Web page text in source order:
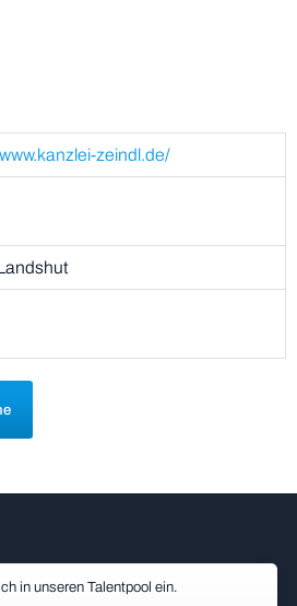
zeindl.de/
in unseren Talentpool ein.